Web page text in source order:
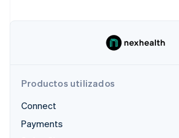
Constitución de una startup
Eliminación de dióxido de carbono
Verificación de identidad en línea
Socios
Stripe App Marketplace
Productos utilizados
Connect
Payments